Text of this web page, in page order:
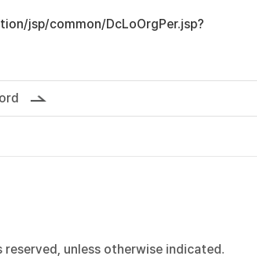
jsp/common/DcLoOrgPer.jsp?
unless otherwise indicated.